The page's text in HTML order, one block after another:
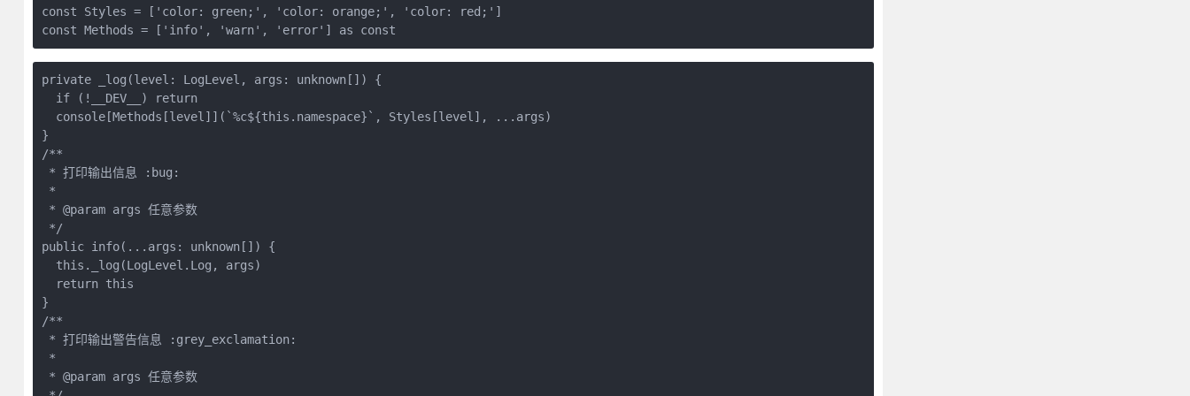
const Styles = ['color: green;', 'color: orange;', 'color: red;']
const Methods = ['info', 'warn', 'error'] as const
private _log(level: LogLevel, args: unknown[]) {
  if (!__DEV__) return
  console[Methods[level]](`%c${this.namespace}`, Styles[level], ...args)
}
/**
* 打印输出信息 :bug:
*
* @param args 任意参数
*/
public info(...args: unknown[]) {
  this._log(LogLevel.Log, args)
  return this
}
/**
* 打印输出警告信息 :grey_exclamation:
*
* @param args 任意参数